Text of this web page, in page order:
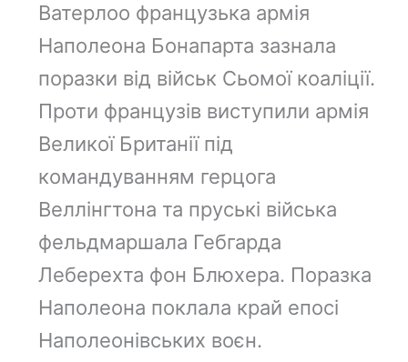
o
o
r
e
t
d
s
r
a
i
n
Ватерлоо французька армія
Наполеона Бонапарта зазнала
поразки від військ Сьомої коаліції.
Проти французів виступили армія
Великої Британії під
командуванням герцога
Веллінгтона та пруські війська
фельдмаршала Гебгарда
Леберехта фон Блюхера. Поразка
Наполеона поклала край епосі
Наполеонівських воєн.